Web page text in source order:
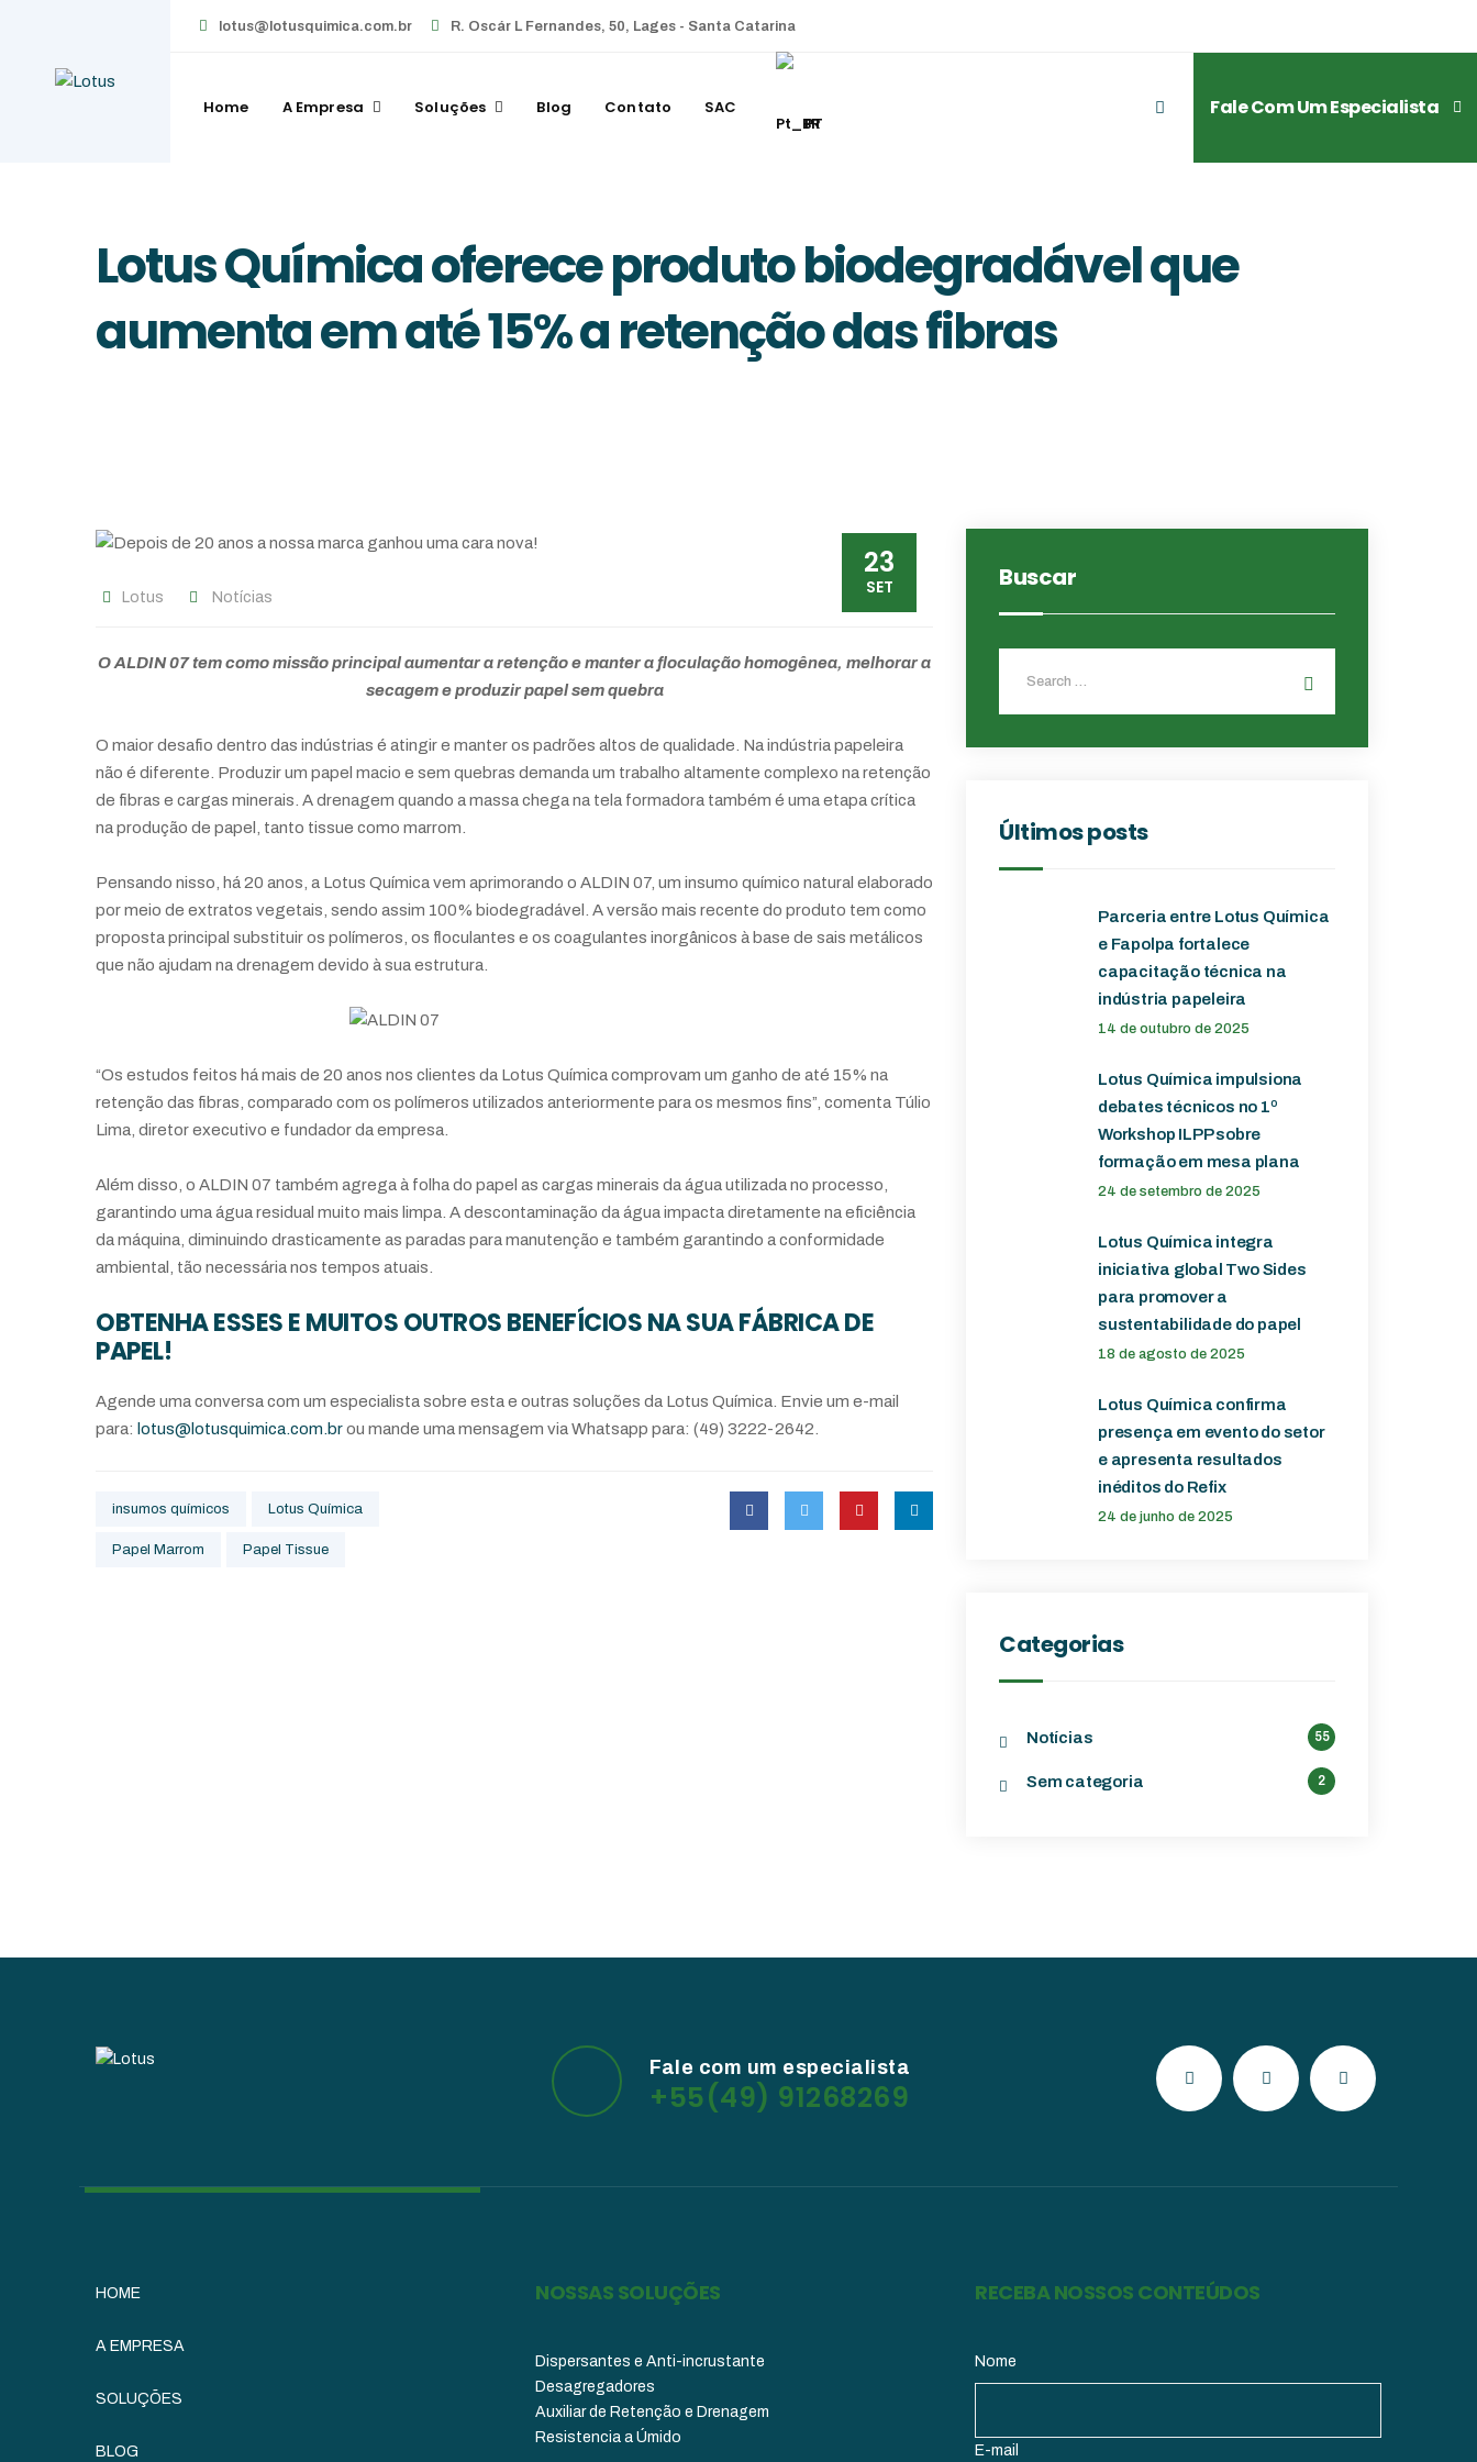
content
lotus@lotusquimica.com.br R. Oscár L Fernandes, 50, Lages - Santa Catarina
Home A Empresa Soluções Blog Contato SAC
PT
Fale Com Um Especialista
Lotus Química oferece produto biodegradável que
aumenta em até 15% a retenção das fibras
23
SET
Lotus Notícias
O ALDIN 07 tem como missão principal aumentar a retenção e manter a floculação homogênea, melhorar a
secagem e produzir papel sem quebra
O maior desafio dentro das indústrias é atingir e manter os padrões altos de qualidade. Na indústria papeleira
não é diferente. Produzir um papel macio e sem quebras demanda um trabalho altamente complexo na retenção
de fibras e cargas minerais. A drenagem quando a massa chega na tela formadora também é uma etapa crítica
na produção de papel, tanto tissue como marrom.
Pensando nisso, há 20 anos, a Lotus Química vem aprimorando o ALDIN 07, um insumo químico natural elaborado
por meio de extratos vegetais, sendo assim 100% biodegradável. A versão mais recente do produto tem como
proposta principal substituir os polímeros, os floculantes e os coagulantes inorgânicos à base de sais metálicos
que não ajudam na drenagem devido à sua estrutura.
“Os estudos feitos há mais de 20 anos nos clientes da Lotus Química comprovam um ganho de até 15% na
retenção das fibras, comparado com os polímeros utilizados anteriormente para os mesmos fins”, comenta Túlio
Lima, diretor executivo e fundador da empresa.
Além disso, o ALDIN 07 também agrega à folha do papel as cargas minerais da água utilizada no processo,
garantindo uma água residual muito mais limpa. A descontaminação da água impacta diretamente na eficiência
da máquina, diminuindo drasticamente as paradas para manutenção e também garantindo a conformidade
ambiental, tão necessária nos tempos atuais.
OBTENHA ESSES E MUITOS OUTROS BENEFÍCIOS NA SUA FÁBRICA DE
PAPEL!
Agende uma conversa com um especialista sobre esta e outras soluções da Lotus Química. Envie um e-mail
para: lotus@lotusquimica.com.brou mande uma mensagem via Whatsapp para: (49) 3222-2642.
insumos químicos Lotus Química
Papel Marrom Papel Tissue
Buscar
Últimos posts
Parceria entre Lotus Química
e Fapolpa fortalece
capacitação técnica na
indústria papeleira
14 de outubro de 2025
Lotus Química impulsiona
debates técnicos no 1º
Workshop ILPP sobre
formação em mesa plana
24 de setembro de 2025
Lotus Química integra
iniciativa global Two Sides
para promover a
sustentabilidade do papel
18 de agosto de 2025
Lotus Química confirma
presença em evento do setor
e apresenta resultados
inéditos do Refix
24 de junho de 2025
Categorias
Notícias 55
Sem categoria 2
Fale com um especialista
+55(49) 91268269
HOME
A EMPRESA
SOLUÇÕES
BLOG
NOSSAS SOLUÇÕES
Dispersantes e Anti-incrustante
Desagregadores
Auxiliar de Retenção e Drenagem
Resistencia a Úmido
RECEBA NOSSOS CONTEÚDOS
Nome
E-mail